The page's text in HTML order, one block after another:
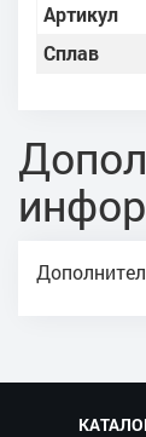
Артикул
Сплав